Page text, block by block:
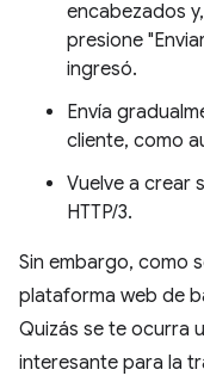
encabezados
presione
ingresó.
Envía
cliente, como
Vuelve a crear
HTTP/3.
Sin embargo, como
plataforma web de
Quizás se te ocurra
interesante para la